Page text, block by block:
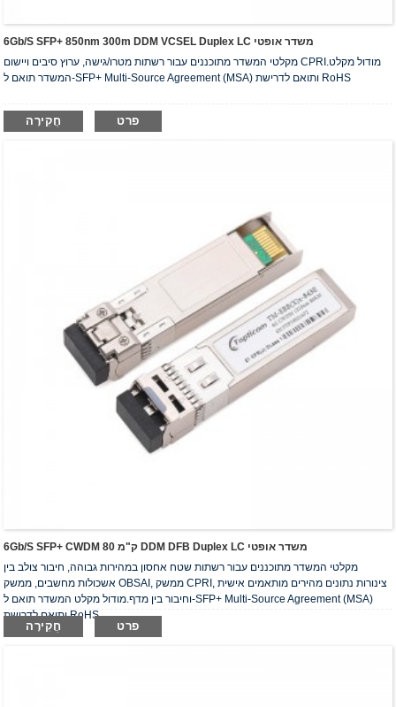
6Gb/s SFP+ 850nm 300m DDM VCSEL Duplex LC משדר אופטי
מקלטי המשדר מתוכננים עבור רשתות מטרו/גישה, ערוץ סיבים ויישום CPRI.מודול מקלט
המשדר תואם ל-SFP+ Multi-Source Agreement (MSA) ותואם לדרישת RoHS
חֲקִירָה פרט
6Gb/s SFP+ CWDM 80 ק"מ DDM DFB Duplex LC משדר אופטי
מקלטי המשדר מתוכננים עבור רשתות שטח אחסון במהירות גבוהה, חיבור צולב בין
אשכולות מחשבים, ממשק OBSAI, ממשק CPRI, צינורות נתונים מהירים מותאמים אישית
וחיבור בין מדף.מודול מקלט המשדר תואם ל-SFP+ Multi-Source Agreement (MSA)
ותואם לדרישת RoHS.
חֲקִירָה פרט